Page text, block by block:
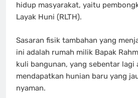
hidup masyarakat, yaitu
Layak Huni (RLTH).
Sasaran fisik tambahan yang
ini adalah rumah milik Bapak
kuli bangunan, yang sebentar lagi
mendapatkan hunian baru yang
nyaman.